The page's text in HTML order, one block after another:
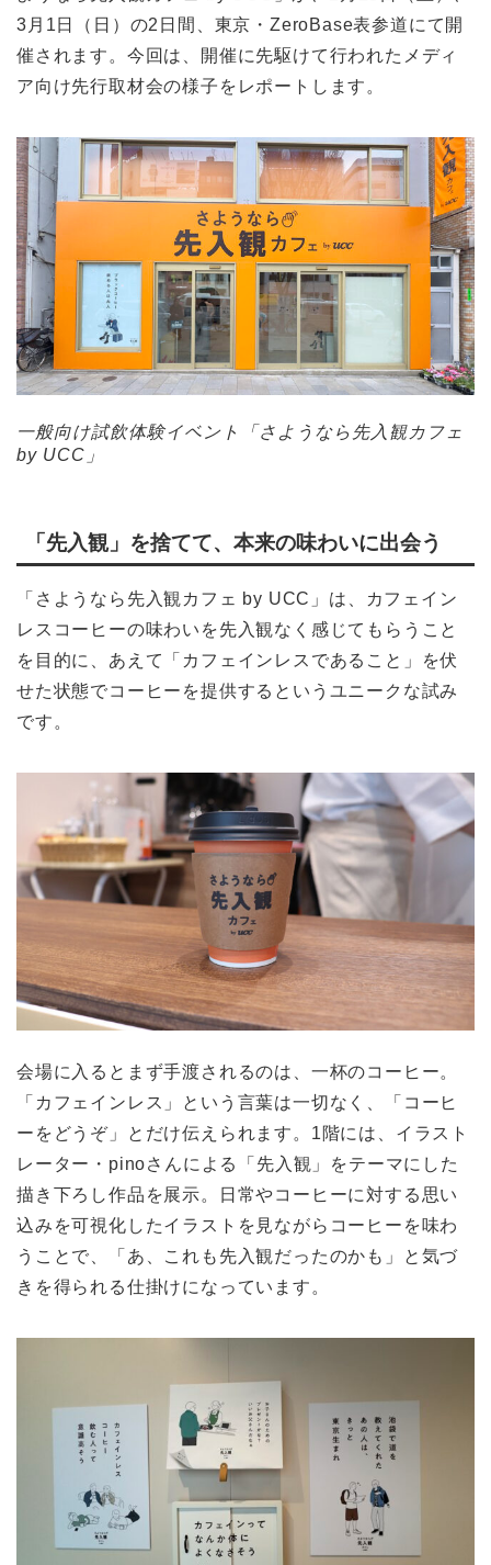
3月1日（日）の2日間、東京・ZeroBase表参道にて開
催されます。今回は、開催に先駆けて行われたメディ
ア向け先行取材会の様子をレポートします。
一般向け試飲体験イベント「さようなら先入観カフェ
by UCC」
「先入観」を捨てて、本来の味わいに出会う
「さようなら先入観カフェ by UCC」は、カフェイン
レスコーヒーの味わいを先入観なく感じてもらうこと
を目的に、あえて「カフェインレスであること」を伏
せた状態でコーヒーを提供するというユニークな試み
です。
会場に入るとまず手渡されるのは、一杯のコーヒー。
「カフェインレス」という言葉は一切なく、「コーヒ
ーをどうぞ」とだけ伝えられます。1階には、イラスト
レーター・pinoさんによる「先入観」をテーマにした
描き下ろし作品を展示。日常やコーヒーに対する思い
込みを可視化したイラストを見ながらコーヒーを味わ
うことで、「あ、これも先入観だったのかも」と気づ
きを得られる仕掛けになっています。